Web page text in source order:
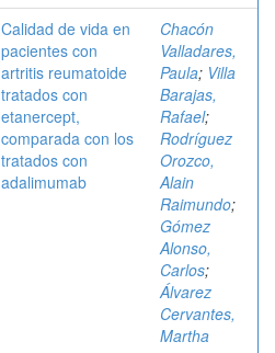
Calidad de vida en
pacientes con
artritis reumatoide
tratados con
etanercept,
comparada con los
tratados con
adalimumab
Chacón
Valladares,
Paula; Villa
Barajas,
Rafael;
Rodríguez
Orozco,
Alain
Raimundo;
Gómez
Alonso,
Carlos;
Álvarez
Cervantes,
Martha